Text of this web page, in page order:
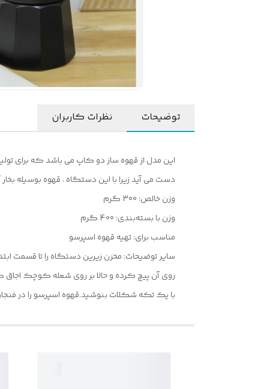
توضیحات نظرات کاربران
این مدل از قهوه ساز دو کاپ می باشد که برای
دست می آید زیرا با این دستگاه ، قهوه بوسیله
وزن خالص: 300 گرم
وزن با بسته‌بندی: 400 گرم
مناسب برای: تهیه قهوه اسپرسو
سایر توضیحات: مخزن زیرین دستگاه را تا قسمت
روی آن پیچ کرده و حالا بر روی شعله کوچک اجاق
با یک تکه شکلات بنوشید.قهوه اسپرسو را در